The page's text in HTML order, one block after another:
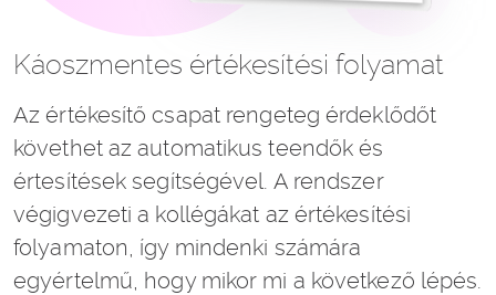
Káoszmentes értékesítési folyamat
Az értékesítő csapat rengeteg érdeklődőt
követhet az automatikus teendők és
értesítések segítségével. A rendszer
végigvezeti a kollégákat az értékesítési
folyamaton, így mindenki számára
egyértelmű, hogy mikor mi a következő lépés.